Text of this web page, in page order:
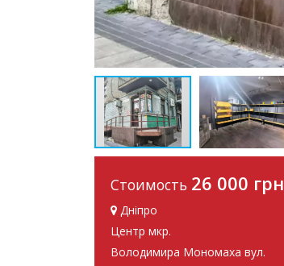
Стоимость 26 000 грн
Дніпро
Центр мкр.
Володимира Мономаха вул.